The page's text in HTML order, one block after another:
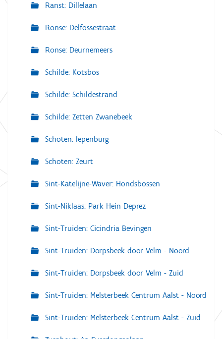
Ranst: Dillelaan
Ronse: Delfossestraat
Ronse: Deurnemeers
Schilde: Kotsbos
Schilde: Schildestrand
Schilde: Zetten Zwanebeek
Schoten: Iepenburg
Schoten: Zeurt
Sint-Katelijne-Waver: Hondsbossen
Sint-Niklaas: Park Hein Deprez
Sint-Truiden: Cicindria Bevingen
Sint-Truiden: Dorpsbeek door Velm - Noord
Sint-Truiden: Dorpsbeek door Velm - Zuid
Sint-Truiden: Melsterbeek Centrum Aalst - Noord
Sint-Truiden: Melsterbeek Centrum Aalst - Zuid